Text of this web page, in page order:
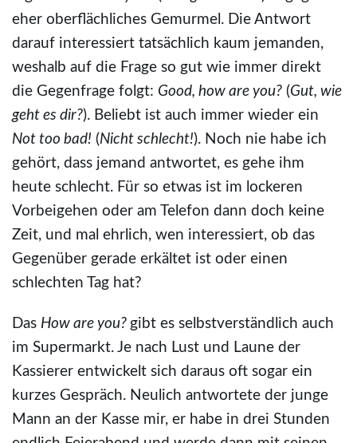
eher oberflächliches Gemurmel. Die Antwort
darauf interessiert tatsächlich kaum jemanden,
weshalb auf die Frage so gut wie immer direkt
die Gegenfrage folgt: Good, how are you? (Gut, wie
geht es dir?). Beliebt ist auch immer wieder ein
Not too bad! (Nicht schlecht!). Noch nie habe ich
gehört, dass jemand antwortet, es gehe ihm
heute schlecht. Für so etwas ist im lockeren
Vorbeigehen oder am Telefon dann doch keine
Zeit, und mal ehrlich, wen interessiert, ob das
Gegenüber gerade erkältet ist oder einen
schlechten Tag hat?
Das How are you? gibt es selbstverständlich auch
im Supermarkt. Je nach Lust und Laune der
Kassierer entwickelt sich daraus oft sogar ein
kurzes Gespräch. Neulich antwortete der junge
Mann an der Kasse mir, er habe in drei Stunden